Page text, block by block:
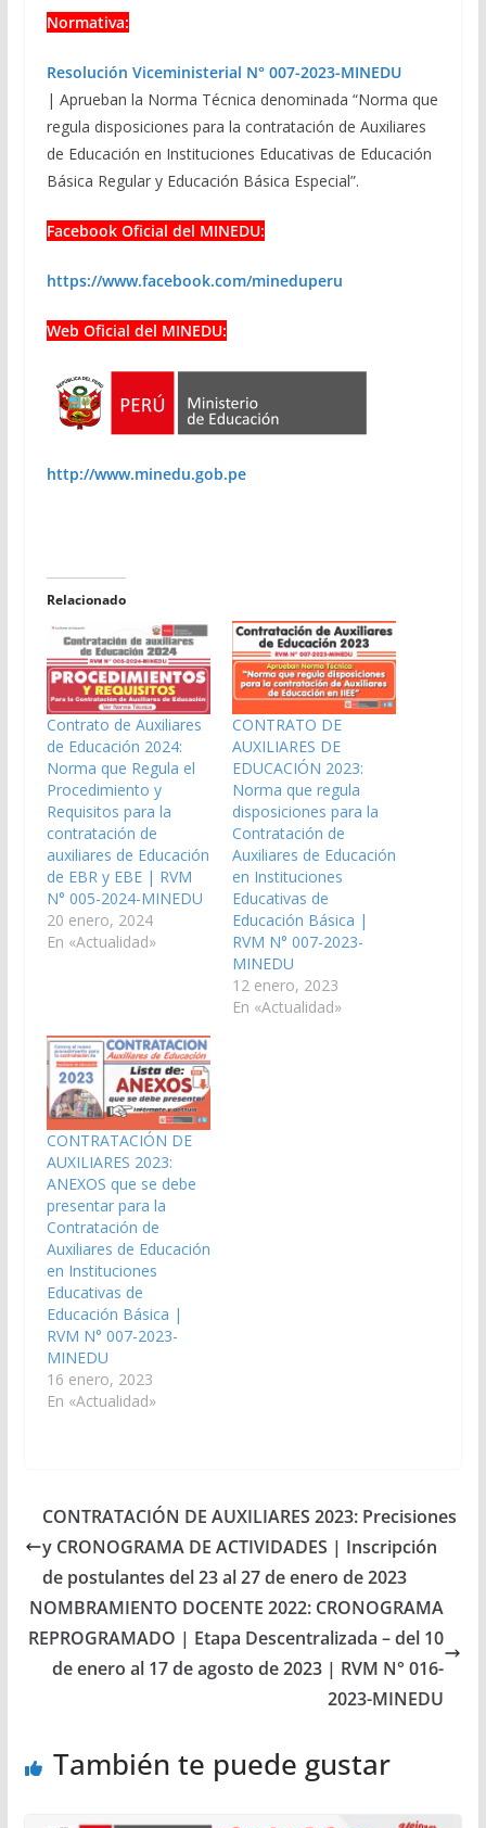
Normativa:
Resolución Viceministerial N° 007-2023-MINEDU
| Aprueban la Norma Técnica denominada “Norma que
regula disposiciones para la contratación de Auxiliares
de Educación en Instituciones Educativas de Educación
Básica Regular y Educación Básica Especial”.
Facebook Oficial del MINEDU:
https://www.facebook.com/mineduperu
Web Oficial del MINEDU:
http://www.minedu.gob.pe
Relacionado
Contrato de Auxiliares
de Educación 2024:
Norma que Regula el
Procedimiento y
Requisitos para la
contratación de
auxiliares de Educación
de EBR y EBE | RVM
N° 005-2024-MINEDU
20 enero, 2024
En «Actualidad»
CONTRATO DE
AUXILIARES DE
EDUCACIÓN 2023:
Norma que regula
disposiciones para la
Contratación de
Auxiliares de Educación
en Instituciones
Educativas de
Educación Básica |
RVM N° 007-2023-
MINEDU
12 enero, 2023
En «Actualidad»
CONTRATACIÓN DE
AUXILIARES 2023:
ANEXOS que se debe
presentar para la
Contratación de
Auxiliares de Educación
en Instituciones
Educativas de
Educación Básica |
RVM N° 007-2023-
MINEDU
16 enero, 2023
En «Actualidad»
CONTRATACIÓN DE AUXILIARES 2023: Precisiones
y CRONOGRAMA DE ACTIVIDADES | Inscripción
de postulantes del 23 al 27 de enero de 2023
NOMBRAMIENTO DOCENTE 2022: CRONOGRAMA
REPROGRAMADO | Etapa Descentralizada – del 10
de enero al 17 de agosto de 2023 | RVM N° 016-
2023-MINEDU
También te puede gustar